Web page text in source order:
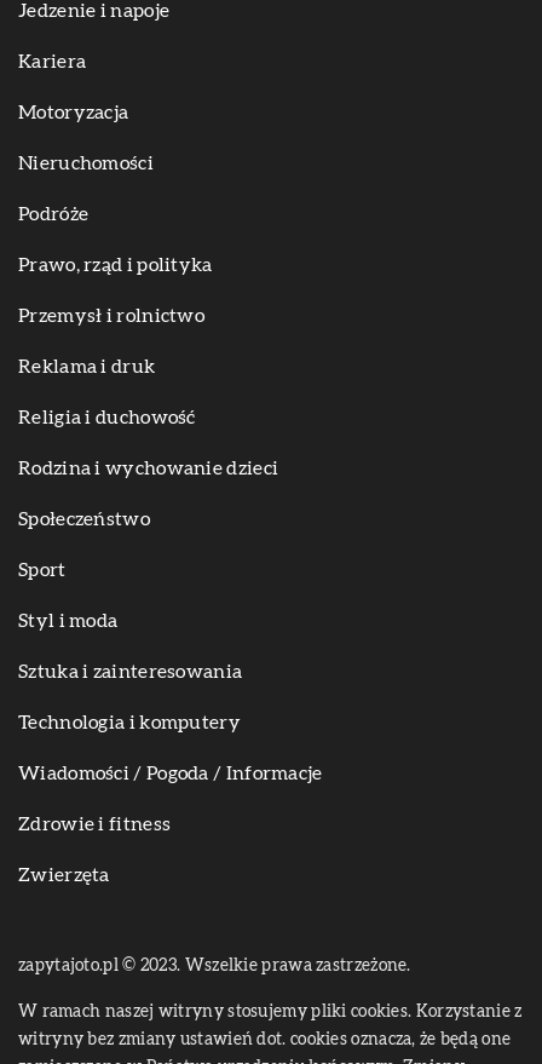
Jedzenie i napoje
Kariera
Motoryzacja
Nieruchomości
Podróże
Prawo, rząd i polityka
Przemysł i rolnictwo
Reklama i druk
Religia i duchowość
Rodzina i wychowanie dzieci
Społeczeństwo
Sport
Styl i moda
Sztuka i zainteresowania
Technologia i komputery
Wiadomości / Pogoda / Informacje
Zdrowie i fitness
Zwierzęta
zapytajoto.pl © 2023. Wszelkie prawa zastrzeżone.
W ramach naszej witryny stosujemy pliki cookies. Korzystanie z
witryny bez zmiany ustawień dot. cookies oznacza, że będą one